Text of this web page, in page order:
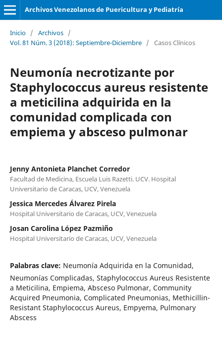
Archivos Venezolanos de Puericultura y Pediatría
Inicio / Archivos /
Vol. 81 Núm. 3 (2018): Septiembre-Diciembre / Casos Clínicos
Neumonía necrotizante por
Staphylococcus aureus resistente
a meticilina adquirida en la
comunidad complicada con
empiema y absceso pulmonar
Jenny Antonieta Planchet Corredor
Facultad de Medicina, Escuela Luis Razetti. UCV. Hospital
Universitario de Caracas, UCV, Venezuela
Jessica Mercedes Álvarez Pirela
Hospital Universitario de Caracas, UCV, Venezuela
Josan Carolina López Pazmiño
Hospital Universitario de Caracas, UCV, Venezuela
Palabras clave: Neumonía Adquirida en la Comunidad,
Neumonías Complicadas, Staphylococcus Aureus Resistente
a Meticilina, Empiema, Absceso Pulmonar, Community
Acquired Pneumonia, Complicated Pneumonias, Methicillin-
Resistant Staphylococcus Aureus, Empyema, Pulmonary
Abscess